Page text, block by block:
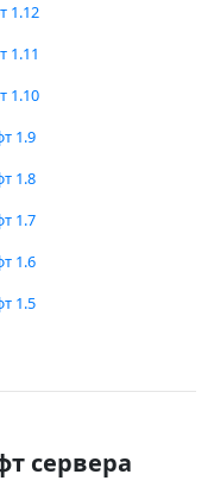
1.12
1.11
1.10
1.9
1.8
1.7
1.6
1.5
сервера